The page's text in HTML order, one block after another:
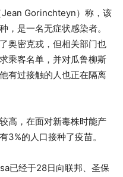
Jean Gorinchteyn）称，该
，是一名无症状感染者。
奥密克戎，但相关部门也
乘客名单，并对瓜鲁柳斯
有过接触的人也正在隔离
高，在面对新毒株时能产
3%的人口接种了疫苗。
已经于28日向联邦、圣保